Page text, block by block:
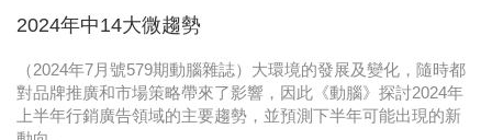
2024年中14大微趨勢
（2024年7月號579期動腦雜誌）大環境的發展及變化，隨時都
對品牌推廣和市場策略帶來了影響，因此《動腦》探討2024年
上半年行銷廣告領域的主要趨勢，並預測下半年可能出現的新
感美照
2023台灣民生快消品牌排行 14億次國民消費揭曉品